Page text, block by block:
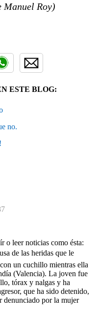
Manuel Roy)
ESTE BLOG:
no.
o leer noticias como ésta:
de las heridas que le
un cuchillo mientras ella
(Valencia). La joven fue
tórax y nalgas y ha
que ha sido detenido,
denunciado por la mujer